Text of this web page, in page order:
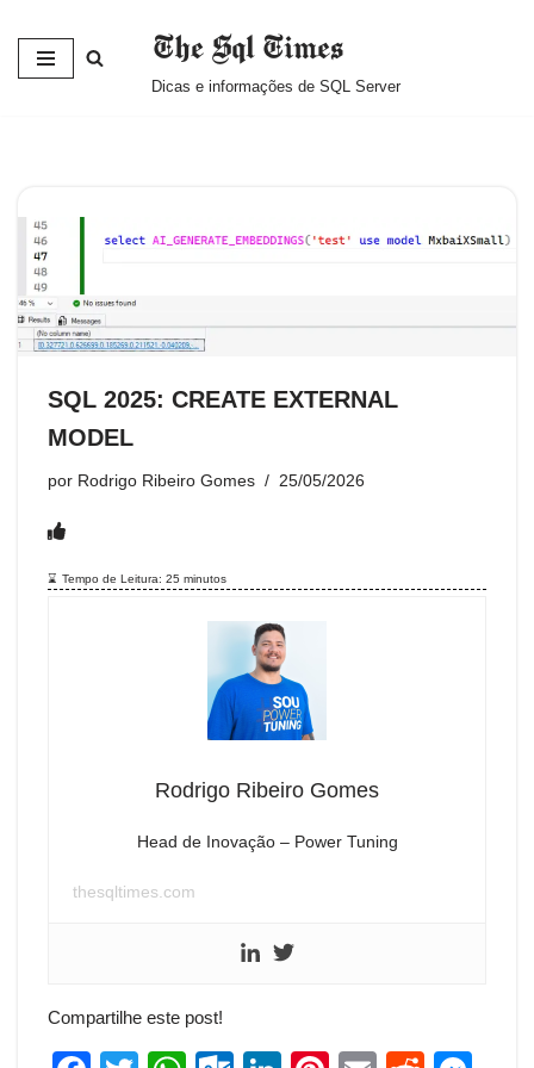
Pular
The Sql Times
Dicas e informações de SQL Server
SQL 2025: CREATE EXTERNAL
MODEL
por Rodrigo Ribeiro Gomes 25/05/2026
Tempo de Leitura: 25 minutos
Rodrigo Ribeiro Gomes
Head de Inovação – Power Tuning
thesqltimes.com
Compartilhe este post!